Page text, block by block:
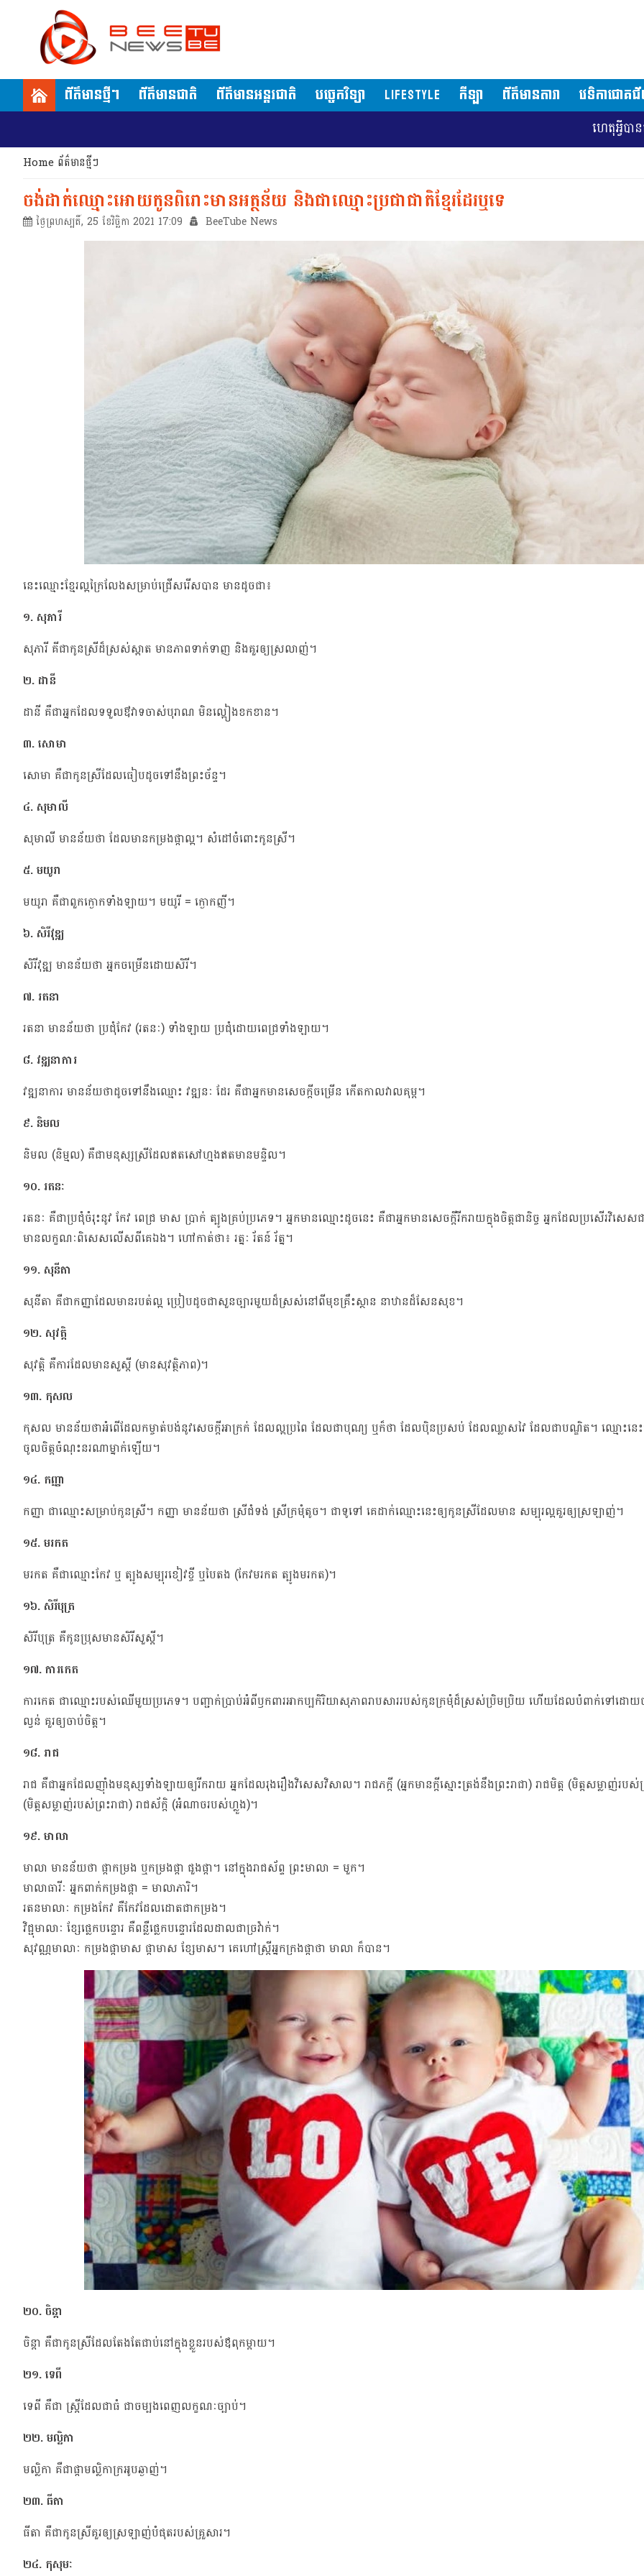
ព័ត៌មានថ្មីៗ ព័ត៌មានជាតិ ព័ត៌មានអន្តរជាតិ បច្ចេកវិទ្យា LIFESTYLE កីឡា ព័ត៌មានតារា វេទិកាជោគ
ហេតុអ្វីបានជាទីក្រុងវ៉
Home ព័ត៌មានថ្មីៗ
ចង់ដាក់ឈ្មោះអោយកូនពិរោះមានអត្ថន័យ និងជាឈ្មោះប្រជាជាតិខ្មែរដែរឬទេ
ថ្ងៃព្រហស្បតិ៍, 25 ខែវិច្ឆិកា 2021 17:09 BeeTube News
នេះឈ្មោះខ្មែរល្អក្រៃលែងសម្រាប់ជ្រើសរើសបាន មានដូចជា៖
១. សុភារី
សុភារី គីជាកូនស្រីដ៏ស្រស់ស្អាត មានភាពទាក់ទាញ និងគួរឲ្យស្រលាញ់។
២. ដានី
ដានី គឺជាអ្នកដែលទទួលឳវាទចាស់បុរាណ មិនល្អៀងខកខាន។
៣. សោមា
សោមា គឺជាកូនស្រីដែលធៀបដូចទៅនឹងព្រះច័ន្ទ។
៤. សុមាលី
សុមាលី មានន័យថា ដែលមានកម្រងផ្កាល្អ។ សំដៅចំពោះកូនស្រី។
៥. មយូរា
មយូរា គឺជាពួកក្ងោកទាំងឡាយ។ មយូរី = ក្ងោកញី។
៦. សិរីវុឌ្ឍ
សិរីវុឌ្ឍ មានន័យថា អ្នកចម្រើនដោយសិរី។
៧. រតនា
រតនា មានន័យថា ប្រជុំកែវ (រតនៈ) ទាំងឡាយ ប្រជុំដោយពេជ្រទាំងឡាយ។
៨. វឌ្ឍនាការ
វឌ្ឍនាការ មានន័យថាដូចទៅនឹងឈ្មោះ វឌ្ឍនៈ ដែរ គឺជាអ្នកមានសេចក្តីចម្រើន កើតកាលវាលគុម្ព។
៩. និមល
និមល (និម្មល) គឺជាមនុស្សស្រីដែលឥតសៅហ្មងឥតមានមន្ទិល។
១០. រតនៈ
រតនៈ គឺជាប្រជុំចំរុះនូវ កែវ ពេជ្រ មាស ប្រាក់ ត្បូងគ្រប់ប្រភេទ។ អ្នកមានឈ្មោះដូចនេះ គឺជាអ្នកមានសេចក្តីរីករាយក្នុងចិត្តជានិច្ច អ្នកដែលប្រសើរវិសេសជ
មានលក្ខណៈពិសេសលើសពីគេឯង។ ហៅកាត់ថា៖ រត្នៈ រ័តន៍ រ័ត្ន។
១១. សុនីតា
សុនីតា គឺជាកញ្ញាដែលមានរបត់ល្អ ប្រៀបដូចជាសួនច្បារមួយដ៏ស្រស់នៅពីមុខគ្រឹះស្ថាន នាឋានដ៏សែនសុខ។
១២. សុវត្តិ
សុវត្តិ គឺការដែលមានសួស្តី (មានសុវត្ថិភាព)។
១៣. កុសល
កុសល មានន័យថាអំពើដែលកម្ចាត់បង់នូវសេចក្តីអាក្រក់ ដែលល្អប្រពៃ ដែលជាបុណ្យ ឬក៏ថា ដែលប៉ិនប្រសប់ ដែលឈ្លាសវៃ ដែលជាបណ្ឌិត។ ឈ្មោះន
ចូលចិត្តចំណុះនរណាម្នាក់ឡើយ។
១៤. កញ្ញា
កញ្ញា ជាឈ្មោះសម្រាប់កូនស្រី។ កញ្ញា មានន័យថា ស្រីជំទង់ ស្រីក្រមុំតូច។ ជាទូទៅ គេដាក់ឈ្មោះនេះឲ្យកូនស្រីដែលមាន សម្បុរល្អគួរឲ្យស្រឡាញ់។
១៥. មរកត
មរកត គឺជាឈ្មោះកែវ ឬ ត្បូងសម្បុរខៀវខ្ចី ឬបៃតង (កែវមរកត ត្បូងមរកត)។
១៦. សិរីបុត្រ
សិរីបុត្រ គឺកូនប្រុសមានសិរីសួស្តី។
១៧. ការកេត
ការកេត ជាឈ្មោះរបស់ឈើមួយប្រភេទ។ បញ្ជាក់ប្រាប់អំពីឫកពារអាកប្បកិរិយាសុភាពរាបសាររបស់កូនក្រមុំដ៏ស្រស់ប្រិមប្រិយ ហើយដែលបំពាក់ទៅដោ
ល្វន់ គួរឲ្យចាប់ចិត្ត។
១៨. រាជ
រាជ គឺជាអ្នកដែលញ៉ាំងមនុស្សទាំងឡាយឲ្យរីករាយ អ្នកដែលរុងរឿងវិសេសវិសាល។ រាជភក្តី (អ្នកមានក្តីស្មោះត្រង់នឹងព្រះរាជា) រាជមិត្ត (មិត្តសម្លាញ់របស់ព្
(មិត្តសម្លាញ់របស់ព្រះរាជា) រាជស័ក្តិ (អំណាចរបស់ហ្លួង)។
១៩. មាលា
មាលា មានន័យថា ផ្កាកម្រង ឬកម្រងផ្កា ផួងផ្កា។ នៅក្នុងរាជស័ព្ទ ព្រះមាលា = មួក។
មាលាធារីៈ អ្នកពាក់កម្រងផ្កា = មាលាភារិ។
រតនមាលាៈ កម្រងកែវ គឺកែវដែលដោតជាកម្រង។
វិជ្ជុមាលាៈ ខ្សែផ្លេកបន្ទោរ គឺពន្លឺផ្លេកបន្ទោរដែលដាលជាច្រវ៉ាក់។
សុវណ្ណមាលាៈ កម្រងផ្កាមាស ផ្កាមាស ខ្សែមាស។ គេហៅស្រ្តីអ្នកក្រងផ្កាថា មាលា ក៏បាន។
២០. ចិន្តា
ចិន្តា គឺជាកូនស្រីដែលតែងតែជាប់នៅក្នុងខ្លួនរបស់ឪពុកម្តាយ។
២១. ទេពី
ទេពី គឺជា ស្រ្តីដែលជាធំ ជាចម្បងពេញលក្ខណៈច្បាប់។
២២. មល្លិកា
មល្លិកា គឺជាផ្កាមល្លិកាក្រអូបឆ្ងាញ់។
២៣. ធីតា
ធីតា គឺជាកូនស្រីគួរឲ្យស្រឡាញ់បំផុតរបស់គ្រួសារ។
២៤. កុសុមៈ